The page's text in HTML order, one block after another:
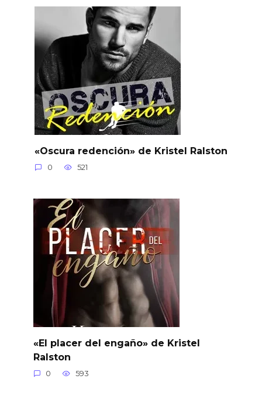
«Oscura redención» de Kristel Ralston
0 521
«El placer del engaño» de Kristel
Ralston
0 593